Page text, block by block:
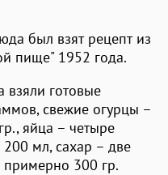
был взят рецепт из
пище" 1952 года.
взяли готовые
свежие огурцы –
яйца – четыре
мл, сахар – две
300 гр.